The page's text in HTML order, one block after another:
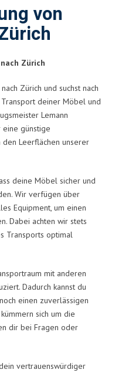
von
Zürich
Zürich und suchst nach
deiner Möbel und
Lemann
günstige
Leerflächen unserer
deine Möbel sicher und
Wir verfügen über
Equipment, um einen
Dabei achten wir stets
Transports optimal
mit anderen
Dadurch kannst du
einen zuverlässigen
sich um die
dir bei Fragen oder
vertrauenswürdiger